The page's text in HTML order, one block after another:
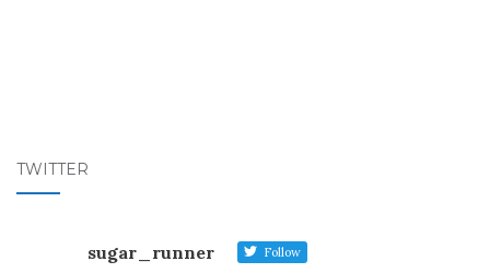
TWITTER
sugar_runner Follow